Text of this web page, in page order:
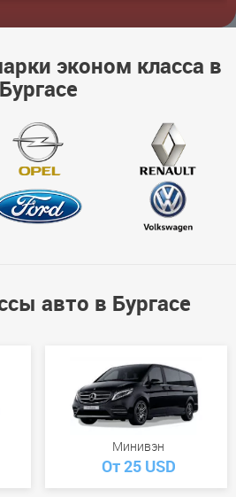
эконом класса в
Бургасе
авто в Бургасе
Минивэн
От 25 USD